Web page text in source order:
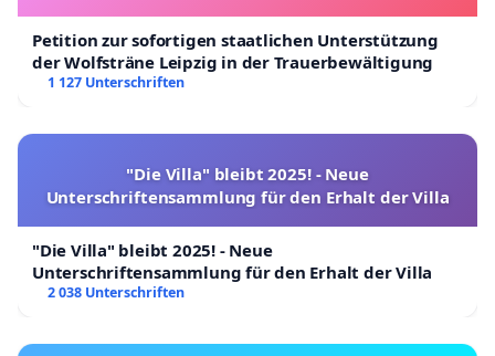
Petition zur sofortigen staatlichen Unterstützung
der Wolfsträne Leipzig in der Trauerbewältigung
1 127 Unterschriften
"Die Villa" bleibt 2025! - Neue
Unterschriftensammlung für den Erhalt der Villa
"Die Villa" bleibt 2025! - Neue
Unterschriftensammlung für den Erhalt der Villa
2 038 Unterschriften